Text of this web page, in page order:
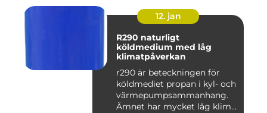
12. jan
R290 naturligt
köldmedium med låg
klimatpåverkan
r290 är beteckningen för
köldmediet propan i kyl- och
värmepumpsammanhang.
Ämnet har mycket låg klim...